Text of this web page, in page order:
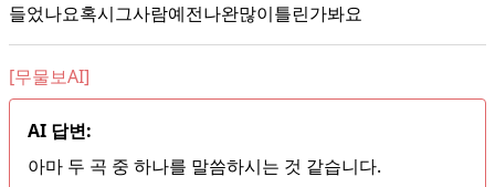
들었나요혹시그사람예전나완많이틀린가봐요
[무물보AI]
AI 답변:
아마 두 곡 중 하나를 말씀하시는 것 같습니다.